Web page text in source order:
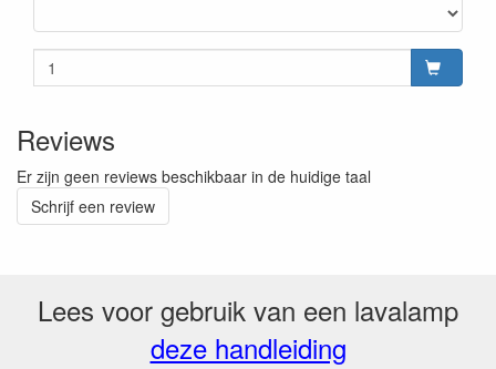
Reviews
Er zijn geen reviews beschikbaar in de huidige taal
Schrijf een review
Lees voor gebruik van een lavalamp
deze handleiding